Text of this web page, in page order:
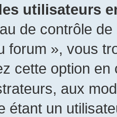
utilisateurs
de contrôle
forum », vous
cette option
aux
étant un